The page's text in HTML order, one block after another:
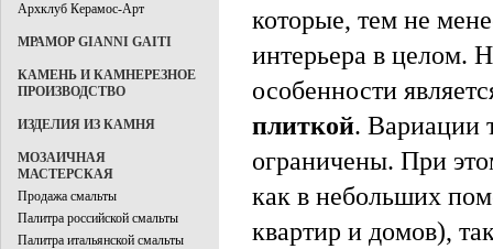
Архклуб Керамос-Арт
МРАМОР GIANNI GAITI
КАМЕНЬ И КАМНЕРЕЗНОЕ
ПРОИЗВОДСТВО
ИЗДЕЛИЯ ИЗ КАМНЯ
МОЗАИЧНАЯ
МАСТЕРСКАЯ
Продажа смальты
Палитра российской смальты
Палитра итальянской смальты
которые, тем не
интерьера в целом.
особенности
плиткой. Вариации
ограничены. При
как в небольших
квартир и домов),